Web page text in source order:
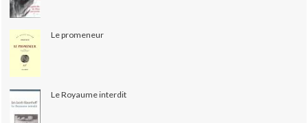
Le promeneur
Le Royaume interdit